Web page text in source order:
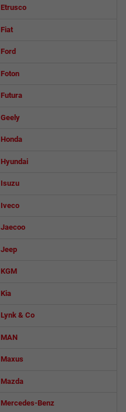
Etrusco
Fiat
Ford
Foton
Futura
Geely
Honda
Hyundai
Isuzu
Iveco
Jaecoo
Jeep
KGM
Kia
Lynk & Co
MAN
Maxus
Mazda
Mercedes-Benz